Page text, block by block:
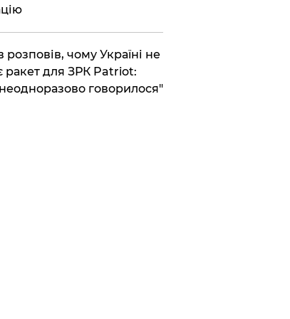
чому Україні не
ракет для ЗРК Patriot:
говорилося"